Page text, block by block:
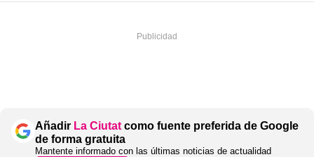
Añadir La Ciutat como fuente preferida de Google
de forma gratuita
Mantente informado con las últimas noticias de actualidad